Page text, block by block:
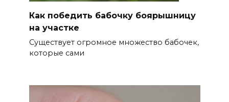
Как победить бабочку боярышницу
на участке
Существует огромное множество бабочек,
которые сами